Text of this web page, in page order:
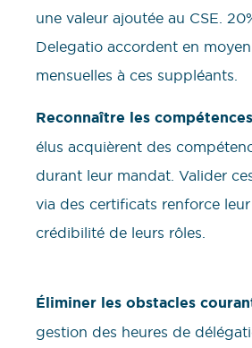
une valeur ajoutée au CSE.
Delegatio accordent en
mensuelles à ces suppléants.
Reconnaître les
élus acquièrent des
durant leur mandat. Valider
via des certificats renforce
crédibilité de leurs rôles.
Éliminer les obstacles
gestion des heures de